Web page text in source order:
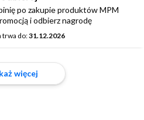
po zakupie produktów MPM
i odbierz nagrodę
trwa do:31.12.2026
więcej